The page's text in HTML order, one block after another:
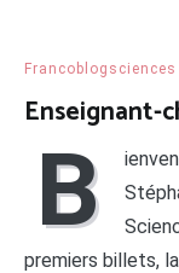
Francoblogsciences
Enseignant-
B
premiers billets,